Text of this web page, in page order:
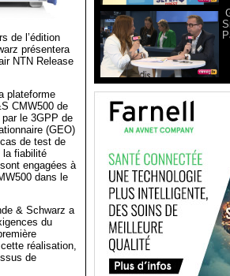
de l’édition
présentera
NTN Release
plateforme
CMW500 de
le 3GPP de
(GEO)
de test de
la fiabilité
engagées à
dans le
& Schwarz a
du
réalisation,
de